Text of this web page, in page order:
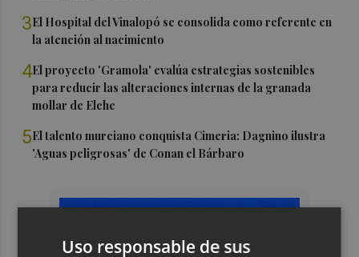
3El Hospital del Vinalopó se consolida como referente en
la atención al nacimiento
4El proyecto 'Gramola' evalúa estrategias sostenibles
para reducir las alteraciones internas de la granada
mollar de Elche
5El talento murciano conquista Cimeria: Dagnino ilustra
'Aguas peligrosas' de Conan el Bárbaro
Uso responsable de sus